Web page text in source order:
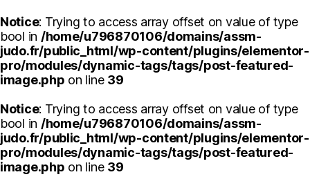
Notice: Trying to access array offset on value of type
bool in /home/u796870106/domains/assm-
judo.fr/public_html/wp-content/plugins/elementor-
pro/modules/dynamic-tags/tags/post-featured-
image.php on line 39
Notice: Trying to access array offset on value of type
bool in /home/u796870106/domains/assm-
judo.fr/public_html/wp-content/plugins/elementor-
pro/modules/dynamic-tags/tags/post-featured-
image.php on line 39